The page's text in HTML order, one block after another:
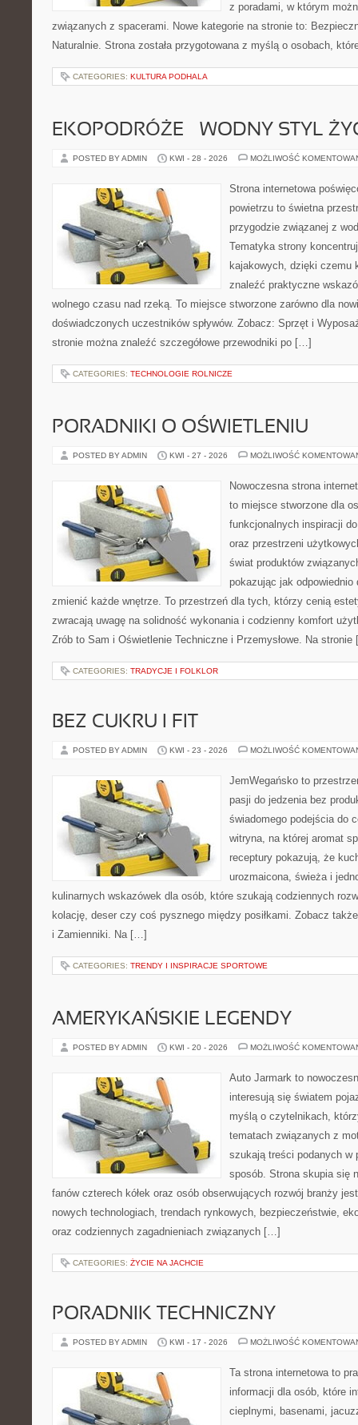
z poradami, w którym
związanych z spacerami. Nowe kategorie na stronie to:
Naturalnie. Strona została przygotowana z myślą o osobach,
CATEGORIES: KULTURA PODHALA
EKOPODRÓŻE – WODNY STYL
POSTED BY ADMIN KWI - 28 - 2026 MOŻLIWOŚĆ
Strona internetowa
powietrzu to świetna
przygodzie związanej z
Tematyka strony
kajakowych, dzięki czemu
znaleźć praktyczne
wolnego czasu nad rzeką. To miejsce stworzone zarówno dla
doświadczonych uczestników spływów. Zobacz: Sprzęt i
stronie można znaleźć szczegółowe przewodniki po […]
CATEGORIES: TECHNOLOGIE ROLNICZE
PORADNIKI O OŚWIETLENIU
POSTED BY ADMIN KWI - 27 - 2026 MOŻLIWOŚĆ
Nowoczesna strona
to miejsce stworzone dla
funkcjonalnych inspiracji
oraz przestrzeni
świat produktów
pokazując jak odpowiednio
zmienić każde wnętrze. To przestrzeń dla tych, którzy cenią
zwracają uwagę na solidność wykonania i codzienny komfort
Zrób to Sam i Oświetlenie Techniczne i Przemysłowe. Na
CATEGORIES: TRADYCJE I FOLKLOR
BEZ CUKRU I FIT
POSTED BY ADMIN KWI - 23 - 2026 MOŻLIWOŚĆ
JemWegańsko to
pasji do jedzenia bez
świadomego podejścia do
witryna, na której aromat
receptury pokazują, że
urozmaicona, świeża i
kulinarnych wskazówek dla osób, które szukają codziennych
kolację, deser czy coś pysznego między posiłkami. Zobacz
i Zamienniki. Na […]
CATEGORIES: TRENDY I INSPIRACJE SPORTOWE
AMERYKAŃSKIE LEGENDY
POSTED BY ADMIN KWI - 20 - 2026 MOŻLIWOŚĆ
Auto Jarmark to
interesują się światem
myślą o czytelnikach,
tematach związanych z
szukają treści podanych w
sposób. Strona skupia się
fanów czterech kółek oraz osób obserwujących rozwój branży
nowych technologiach, trendach rynkowych, bezpieczeństwie,
oraz codziennych zagadnieniach związanych […]
CATEGORIES: ŻYCIE NA JACHCIE
PORADNIK TECHNICZNY
POSTED BY ADMIN KWI - 17 - 2026 MOŻLIWOŚĆ
Ta strona internetowa to
informacji dla osób, które
cieplnymi, basenami,